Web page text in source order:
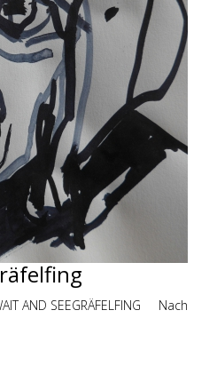
AND SEEGRÄFELFING Nach